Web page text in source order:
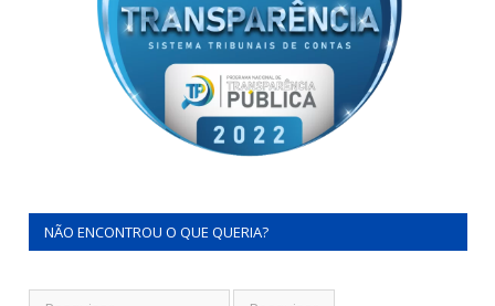
NÃO ENCONTROU O QUE QUERIA?